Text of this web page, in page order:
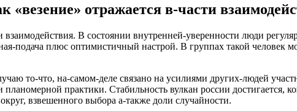
отражается в-части
взаимодействия. В состоянии внутренней-уверенности люди
подача плюс оптимистичный настрой. В группах такой человек
то-что, на-самом-деле связано на усилиями других-людей
практики. Стабильность вулкан россии достигается,
взвешенного выбора а-также доли случайности.